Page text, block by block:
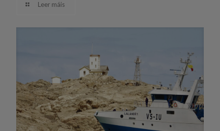
Leer máis